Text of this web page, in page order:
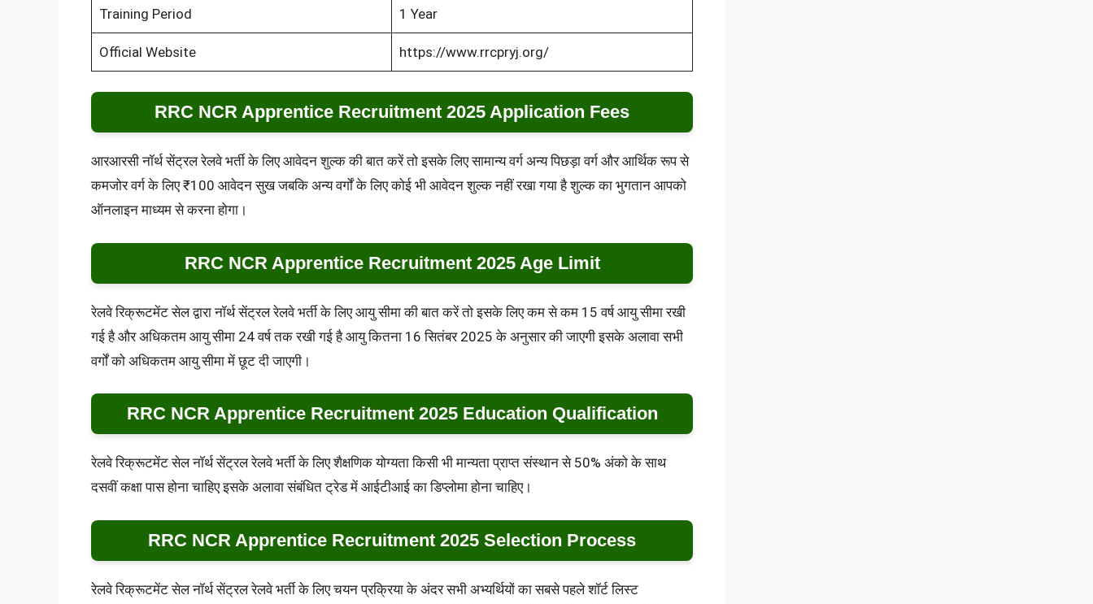
Training Period 1 Year
Official Website https://www.rrcpryj.org/
RRC NCR Apprentice Recruitment 2025 Application Fees
आरआरसी नॉर्थ सेंट्रल रेलवे भर्ती के लिए आवेदन शुल्क की बात करें तो इसके लिए सामान्य वर्ग अन्य पिछड़ा वर्ग और आर्थिक रूप से
कमजोर वर्ग के लिए ₹100 आवेदन सुख जबकि अन्य वर्गों के लिए कोई भी आवेदन शुल्क नहीं रखा गया है शुल्क का भुगतान आपको
ऑनलाइन माध्यम से करना होगा।
RRC NCR Apprentice Recruitment 2025 Age Limit
रेलवे रिक्रूटमेंट सेल द्वारा नॉर्थ सेंट्रल रेलवे भर्ती के लिए आयु सीमा की बात करें तो इसके लिए कम से कम 15 वर्ष आयु सीमा रखी
गई है और अधिकतम आयु सीमा 24 वर्ष तक रखी गई है आयु कितना 16 सितंबर 2025 के अनुसार की जाएगी इसके अलावा सभी
वर्गों को अधिकतम आयु सीमा में छूट दी जाएगी।
RRC NCR Apprentice Recruitment 2025 Education Qualification
रेलवे रिक्रूटमेंट सेल नॉर्थ सेंट्रल रेलवे भर्ती के लिए शैक्षणिक योग्यता किसी भी मान्यता प्राप्त संस्थान से 50% अंको के साथ
दसवीं कक्षा पास होना चाहिए इसके अलावा संबंधित ट्रेड में आईटीआई का डिप्लोमा होना चाहिए।
RRC NCR Apprentice Recruitment 2025 Selection Process
रेलवे रिक्रूटमेंट सेल नॉर्थ सेंट्रल रेलवे भर्ती के लिए चयन प्रक्रिया के अंदर सभी अभ्यर्थियों का सबसे पहले शॉर्ट लिस्ट